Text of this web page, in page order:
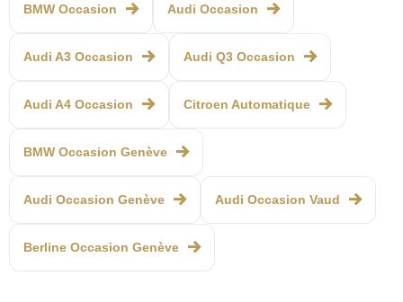
BMW Occasion Audi Occasion
Audi A3 Occasion Audi Q3 Occasion
Audi A4 Occasion Citroen Automatique
BMW Occasion Genève
Audi Occasion Genève Audi Occasion Vaud
Berline Occasion Genève